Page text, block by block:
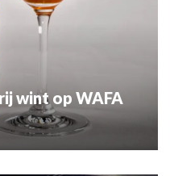
wint op WAFA